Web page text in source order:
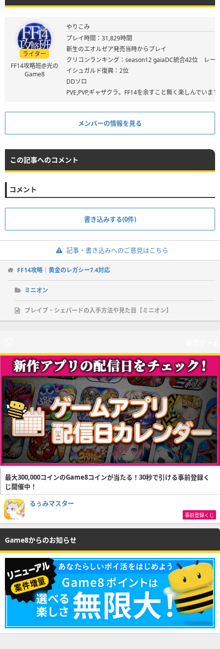
ライター
FF14攻略班@光の
Game8
やりこみ
プレイ時間：31,829時間
新生のエオルゼア発売当時からプレイ
クリコンランキング：season12 gaiaDC統合42位 レー
イシュガルド復興：2位
DDソロ
PVE,PVP,ギャザクラ。FF14を余すこと無く楽しんでいま
メンバーの情報を見る
この記事へのコメント
コメント
書き込みする(0件)
記事・書き込みへのご意見はこちら
FF14攻略｜黄金のレガシー7.4対応
ミニオン
ブレイブ・シェパードの入手方法や見た目【ミニオン】
最大300,000コインのGame8コインが当たる！30秒で引ける事前登録く
じ開催中！
るぅみマスター
事前登録くじ
Game8からのお知らせ